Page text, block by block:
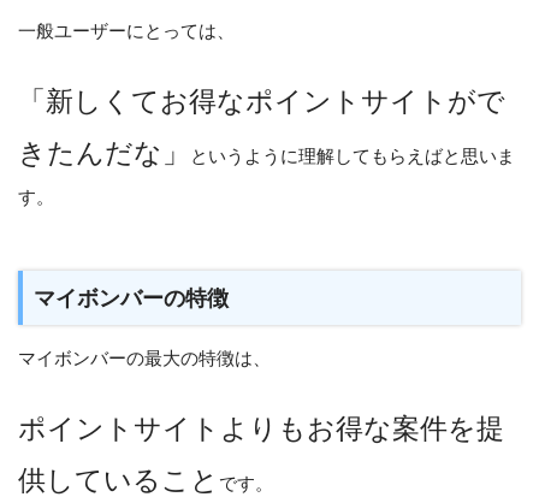
一般ユーザーにとっては、
「新しくてお得なポイントサイトがで
きたんだな」
というように理解してもらえばと思いま
す。
マイボンバーの特徴
マイボンバーの最大の特徴は、
ポイントサイトよりもお得な案件を提
供していること です。